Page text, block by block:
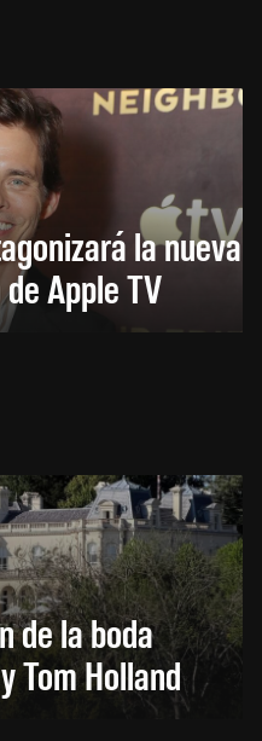
la nueva
Apple TV
de la boda
Tom Holland